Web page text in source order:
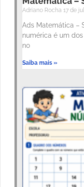
Adriano Rocha 17 de
Ads Matemática –
numérica é um
no
Saiba mais »